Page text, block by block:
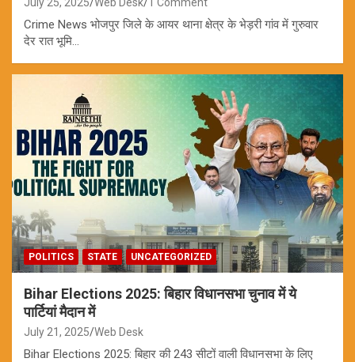
Crime News भोजपुर जिले के आयर थाना क्षेत्र के भेड़री गांव में गुरुवार
देर रात भूमि…
POLITICS STATE UNCATEGORIZED
Bihar Elections 2025: बिहार विधानसभा चुनाव में ये
पार्टियां मैदान में
July 21, 2025 Web Desk
Bihar Elections 2025: बिहार की 243 सीटों वाली विधानसभा के लिए